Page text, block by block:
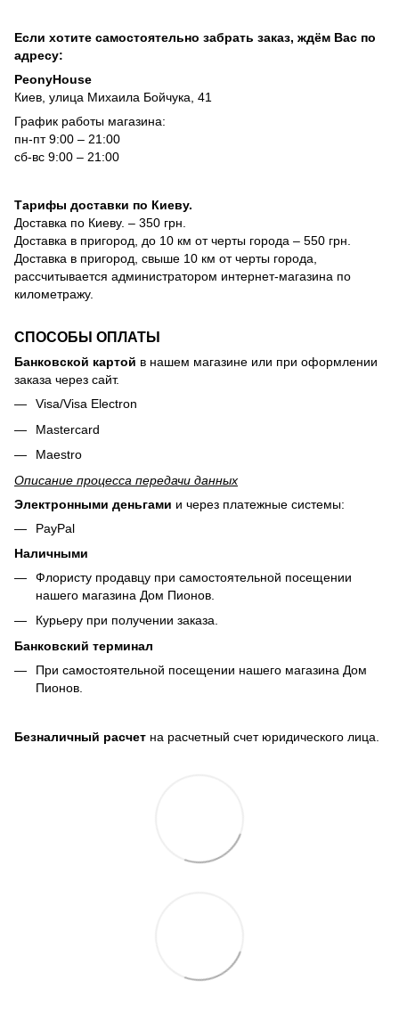
Если хотите самостоятельно забрать заказ, ждём Вас по
адресу:
PeonyHouse
Киев, улица Михаила Бойчука, 41
График работы магазина:
пн-пт 9:00 – 21:00
сб-вс 9:00 – 21:00
Тарифы доставки по Киеву.
Доставка по Киеву. – 350 грн.
Доставка в пригород, до 10 км от черты города – 550 грн.
Доставка в пригород, свыше 10 км от черты города,
рассчитывается администратором интернет-магазина по
километражу.
СПОСОБЫ ОПЛАТЫ
Банковской картой в нашем магазине или при оформлении
заказа через сайт.
Visa/Visa Electron
Mastercard
Maestro
Описание процесса передачи данных
Электронными деньгами и через платежные системы:
PayPal
Наличными
Флористу продавцу при самостоятельной посещении
нашего магазина Дом Пионов.
Курьеру при получении заказа.
Банковский терминал
При самостоятельной посещении нашего магазина Дом
Пионов.
Безналичный расчет на расчетный счет юридического лица.